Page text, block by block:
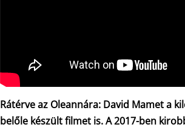
Rátérve az Oleannára: David Mamet a
belőle készült filmet is. A 2017-ben